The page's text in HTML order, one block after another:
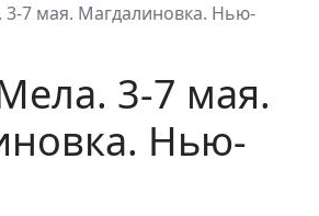
7 мая. Магдалиновка. Нью-
3-7 мая.
Нью-